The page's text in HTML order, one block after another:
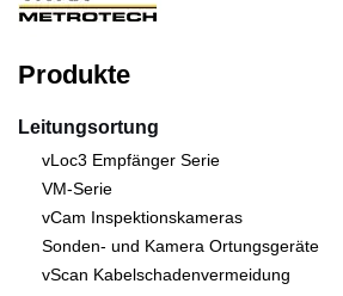
Produkte
Leitungsortung
vLoc3 Empfänger Serie
VM-Serie
vCam Inspektionskameras
Sonden- und Kamera Ortungsgeräte
vScan Kabelschadenvermeidung